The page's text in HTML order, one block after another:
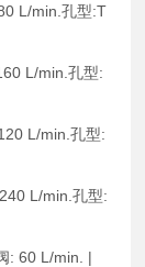
L/min.孔型:T
L/min.孔型:
L/min.孔型:
L/min.孔型:
: 60 L/min. |